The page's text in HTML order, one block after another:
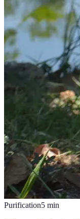
Purification5 min